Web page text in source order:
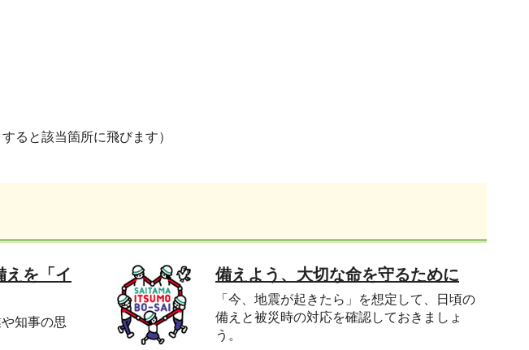
すると該当箇所に飛びます）
えを「イ
知事の思
備えよう、大切な命を守るために
「今、地震が起きたら」を想定して、日頃の
備えと被災時の対応を確認しておきましょ
う。